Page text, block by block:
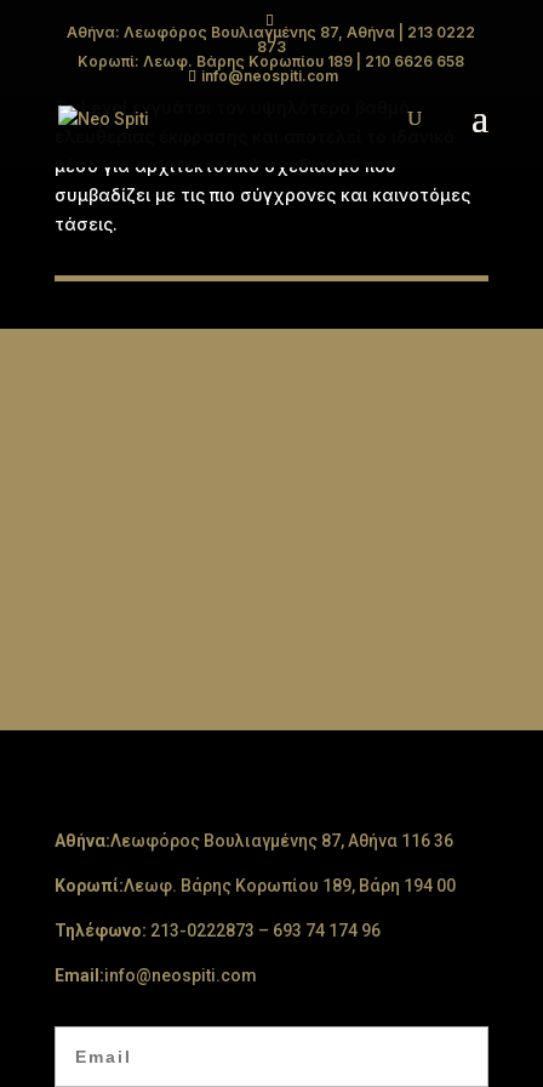
Αθήνα: Λεωφόρος Βουλιαγμένης 87, Αθήνα | 213 0222
873
Κορωπί: Λεωφ. Βάρης Κορωπίου 189 | 210 6626 658
info@neospiti.com
LEVEL CONCRETE
Το Level εγγυάται τον υψηλότερο βαθμό
μέσο για αρχιτεκτονικό σχεδιασμό που
συμβαδίζει με τις πιο σύγχρονες και καινοτόμες
τάσεις.
Aθήνα:Λεωφόρος Βουλιαγμένης 87, Αθήνα 116 36
Κορωπί:Λεωφ. Βάρης Κορωπίου 189, Βάρη 194 00
Τηλέφωνο: 213-0222873 – 693 74 174 96
Email:info@neospiti.com